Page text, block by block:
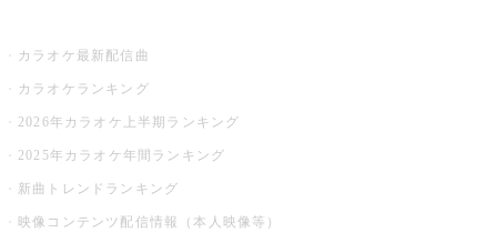
カラオケ最新配信曲
カラオケランキング
2026年カラオケ上半期ランキング
2025年カラオケ年間ランキング
新曲トレンドランキング
映像コンテンツ配信情報（本人映像等）